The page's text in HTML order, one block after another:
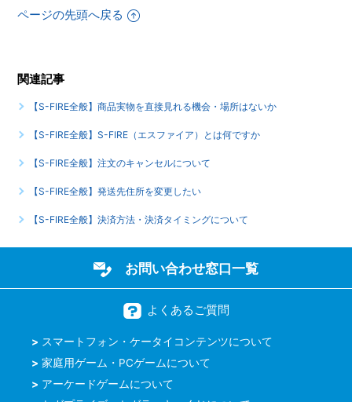
ページの先頭へ戻る
関連記事
【S-FIRE全般】商品実物を直接見れる機会・場所はないか
【S-FIRE全般】S-FIRE（エスファイア）とは何ですか
【S-FIRE全般】注文のキャンセルについて
【S-FIRE全般】発送先住所を変更したい
【S-FIRE全般】決済方法・決済タイミングについて
お問い合わせ窓口一覧
よくあるご質問
スマートフォン・ケータイコンテンツについて
家庭用ゲーム・PCゲームについて
アーケードゲームについて